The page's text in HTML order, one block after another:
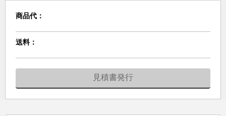
商品代：
送料：
見積書発行